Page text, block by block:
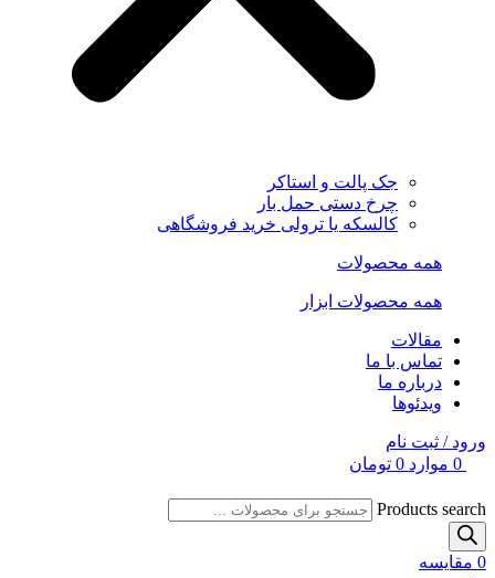
جک پالت و استاکر
چرخ دستی حمل بار
کالسکه یا ترولی خرید فروشگاهی
همه محصولات
همه محصولات ابزار
مقالات
تماس با ما
درباره ما
ویدئوها
ورود / ثبت نام
0 موارد 0 تومان
Products search
0 مقایسه